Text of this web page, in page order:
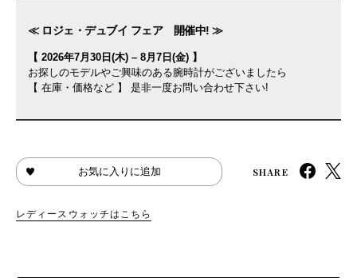
≪ ロジェ・デュブイ フェア 開催中! ≫
【 2026年7月30日(木) – 8月7日(金) 】
お探しのモデルやご興味のある腕時計がございましたら
【 在庫・価格など 】 是非一度お問い合わせ下さい!
お気に入りに追加 SHARE
レディースウォッチはこちら